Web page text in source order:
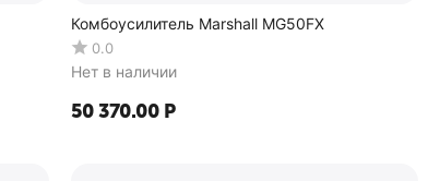
Комбоусилитель Marshall MG50FX
0.0
Нет в наличии
50 370.00 Р